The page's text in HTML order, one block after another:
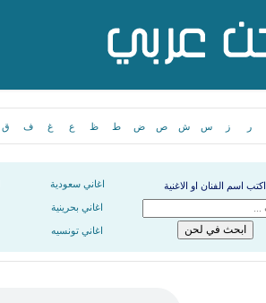
ر ز س ش ص ض ط ظ ع غ ف ق
اكتب اسم الفنان او الاغنية اغاني سعودية
اغاني بحرينية
اغاني تونسيه